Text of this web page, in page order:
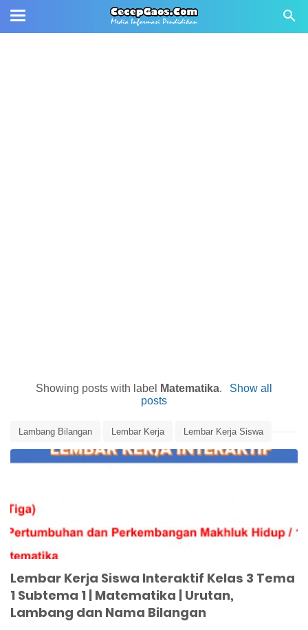
Showing posts with label Matematika.
Show all
posts
Lambang Bilangan Lembar Kerja Lembar Kerja Siswa
Matematika Media Pembelajaran Nama Bilangan
Lembar Kerja Siswa Interaktif Kelas 3 Tema
1 Subtema 1 | Matematika | Urutan,
Lambang dan Nama Bilangan